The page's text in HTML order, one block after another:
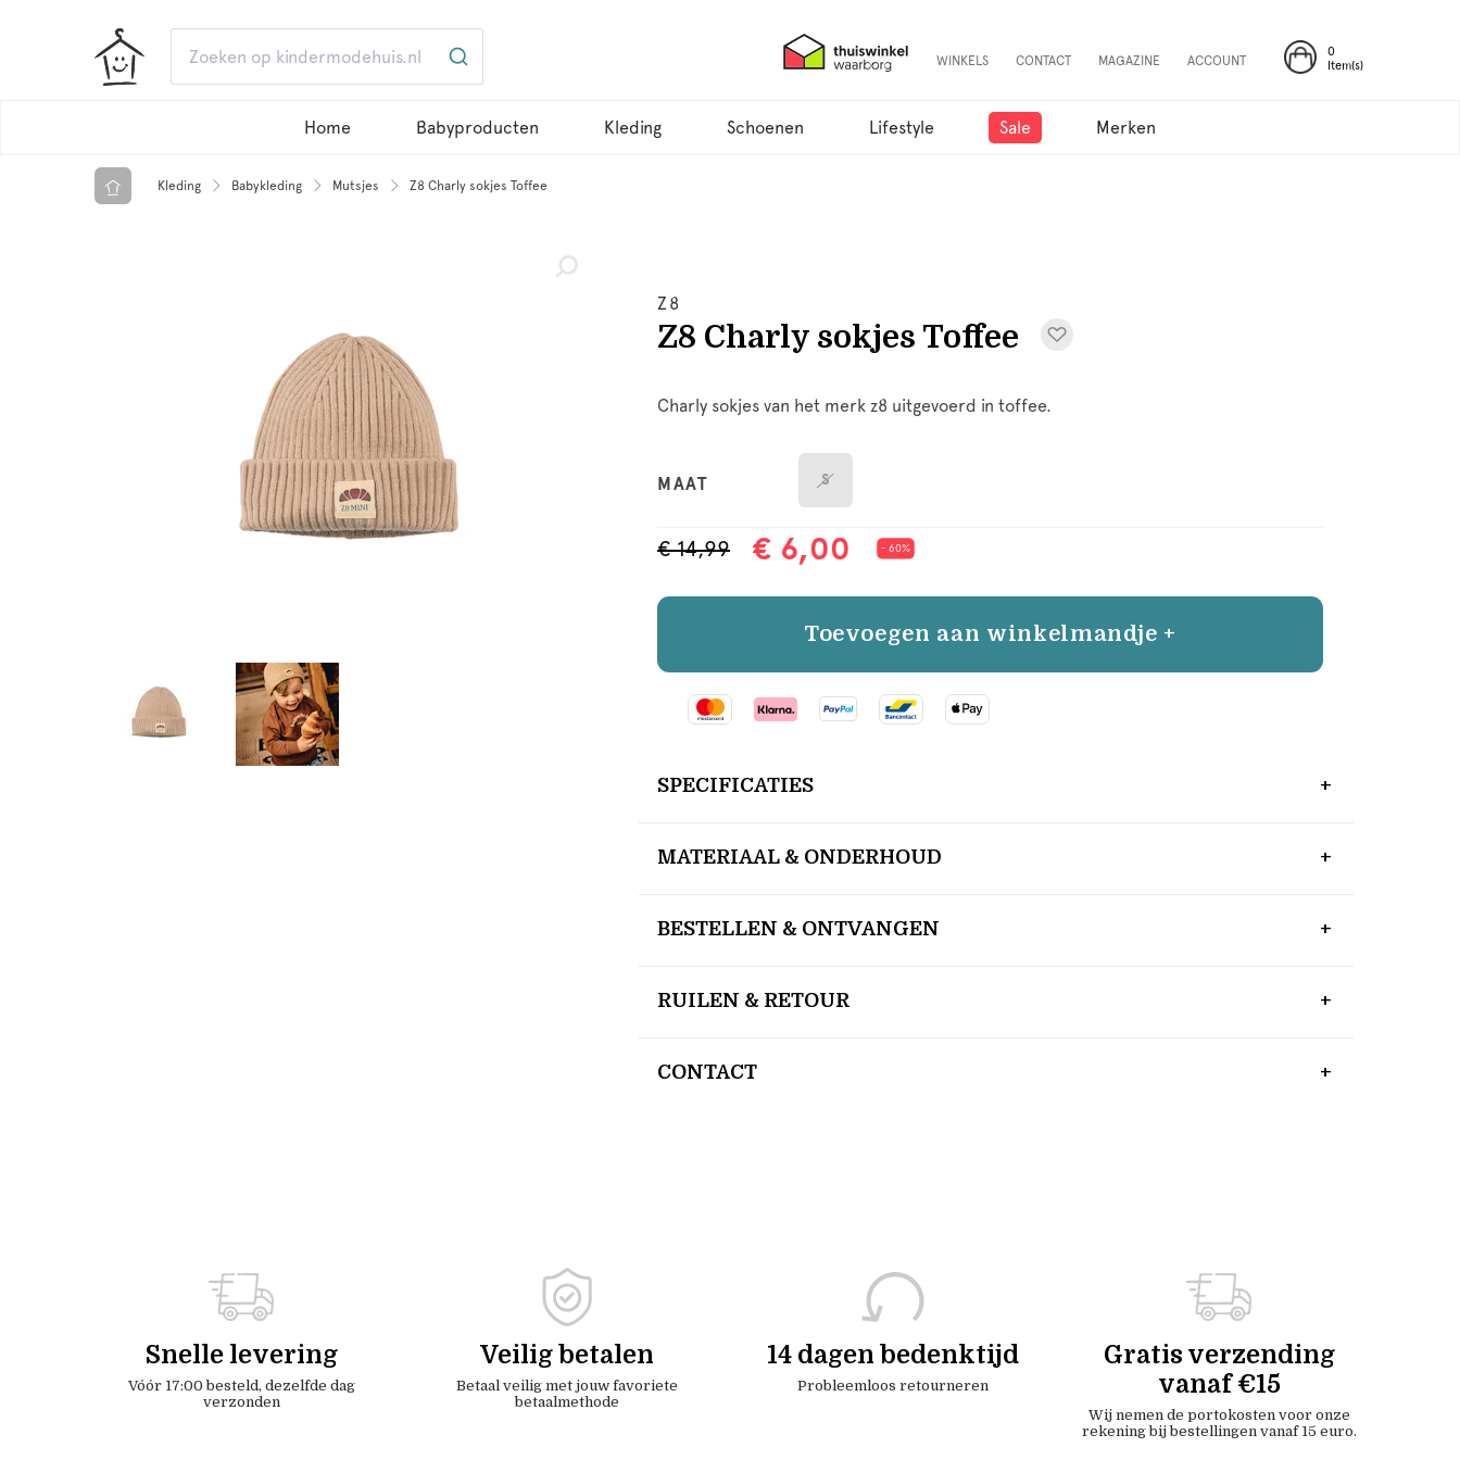
0
Item(s)
WINKELS CONTACT MAGAZINE ACCOUNT
Home Babyproducten Kleding Schoenen Lifestyle Sale Merken
Kleding Babykleding Mutsjes Z8 Charly sokjes Toffee
Z8
Z8 Charly sokjes Toffee
Charly sokjes van het merk z8 uitgevoerd in toffee.
MAAT S
€ 14,99 € 6,00 - 60%
Toevoegen aan winkelmandje +
SPECIFICATIES
MATERIAAL & ONDERHOUD
BESTELLEN & ONTVANGEN
RUILEN & RETOUR
CONTACT
Snelle levering
Vóór 17:00 besteld, dezelfde dag
verzonden
Veilig betalen
Betaal veilig met jouw favoriete
betaalmethode
14 dagen bedenktijd
Probleemloos retourneren
Gratis verzending
vanaf €15
Wij nemen de portokosten voor onze
rekening bij bestellingen vanaf 15 euro.